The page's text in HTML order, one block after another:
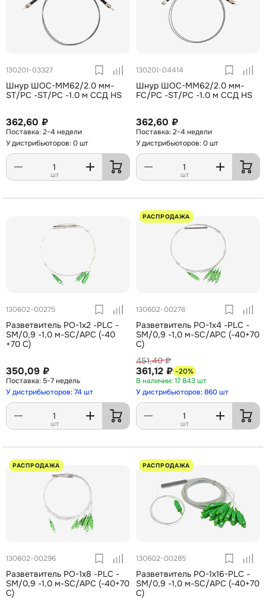
130201-03327
Шнур ШОС-MM62/2.0 мм-
ST/PC -ST/PC -1.0 м ССД HS
362,60 ₽
2-4 недели
У дистрибьюторов: 0 шт
шт
130201-04414
Шнур ШОС-MM62/2.0 мм-
FC/PC -ST/PC -1.0 м ССД HS
362,60 ₽
2-4 недели
У дистрибьюторов: 0 шт
шт
130602-00275
Разветвитель РО-1х2 -PLC -
SM/0,9 -1,0 м-SC/APC (-40
+70 С)
350,09 ₽
5-7 недель
У дистрибьюторов: 74 шт
шт
130602-00276
РАСПРОДАЖА
Разветвитель РО-1х4 -PLC -
SM/0,9 -1,0 м-SC/APC (-40+70
С)
451,40 ₽
361,12 ₽ -20%
17 843 шт
У дистрибьюторов: 860 шт
шт
130602-00296
РАСПРОДАЖА
Разветвитель РО-1х8 -PLC -
SM/0,9 -1,0 м-SC/APC (-40+70
С)
130602-00285
РАСПРОДАЖА
Разветвитель РО-1х16-PLC -
SM/0,9 -1,0 м-SC/APC (-40+70
С)